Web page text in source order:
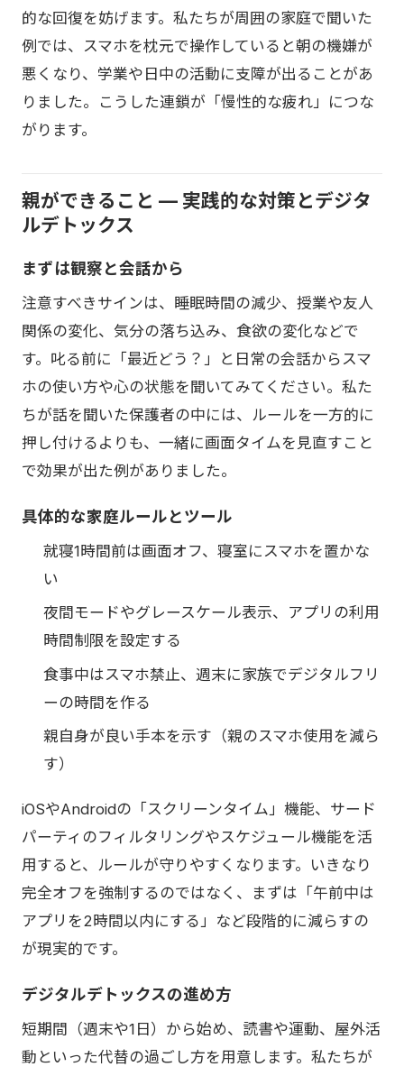
的な回復を妨げます。私たちが周囲の家庭で聞いた
例では、スマホを枕元で操作していると朝の機嫌が
悪くなり、学業や日中の活動に支障が出ることがあ
りました。こうした連鎖が「慢性的な疲れ」につな
がります。
親ができること — 実践的な対策とデジタ
ルデトックス
まずは観察と会話から
注意すべきサインは、睡眠時間の減少、授業や友人
関係の変化、気分の落ち込み、食欲の変化などで
す。叱る前に「最近どう？」と日常の会話からスマ
ホの使い方や心の状態を聞いてみてください。私た
ちが話を聞いた保護者の中には、ルールを一方的に
押し付けるよりも、一緒に画面タイムを見直すこと
で効果が出た例がありました。
具体的な家庭ルールとツール
就寝1時間前は画面オフ、寝室にスマホを置かな
い
夜間モードやグレースケール表示、アプリの利用
時間制限を設定する
食事中はスマホ禁止、週末に家族でデジタルフリ
ーの時間を作る
親自身が良い手本を示す（親のスマホ使用を減ら
す）
iOSやAndroidの「スクリーンタイム」機能、サード
パーティのフィルタリングやスケジュール機能を活
用すると、ルールが守りやすくなります。いきなり
完全オフを強制するのではなく、まずは「午前中は
アプリを2時間以内にする」など段階的に減らすの
が現実的です。
デジタルデトックスの進め方
短期間（週末や1日）から始め、読書や運動、屋外活
動といった代替の過ごし方を用意します。私たちが